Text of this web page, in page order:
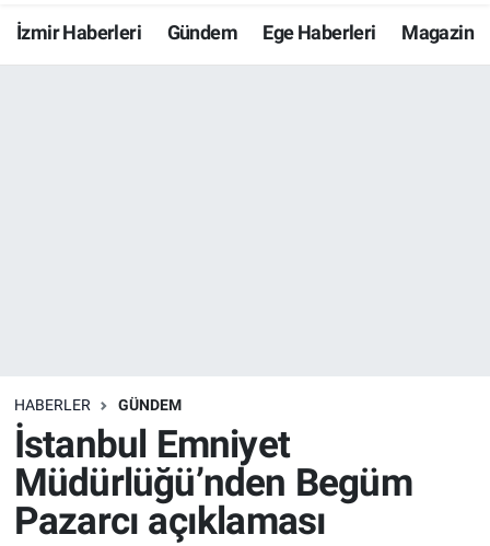
İzmir Haberleri Gündem Ege Haberleri Magazin
HABERLER GÜNDEM
İstanbul Emniyet
Müdürlüğü’nden Begüm
Pazarcı açıklaması
Resmi İlanlar